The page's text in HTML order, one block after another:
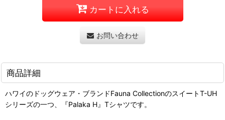
カートに入れる
お問い合わせ
商品詳細
ハワイのドッグウェア・ブランドFauna CollectionのスイートT-UH
シリーズの一つ、『Palaka H』Tシャツです。